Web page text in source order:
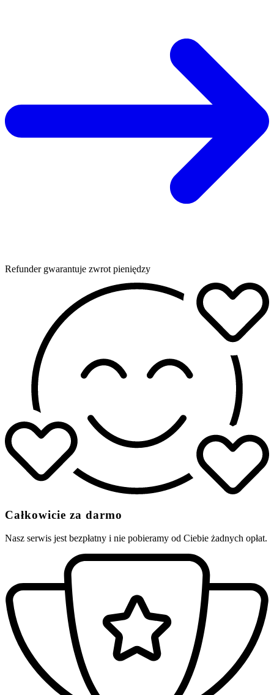
Refunder gwarantuje zwrot pieniędzy
Całkowicie za darmo
Nasz serwis jest bezpłatny i nie pobieramy od Ciebie żadnych opłat.